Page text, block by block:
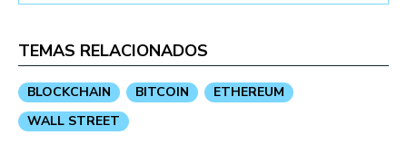
TEMAS RELACIONADOS
BLOCKCHAIN BITCOIN
ETHEREUM
WALL STREET